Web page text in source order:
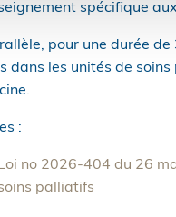
spécifique
pour une durée
dans les unités de
:
Loi no 2026-404 du 26
palliatifs